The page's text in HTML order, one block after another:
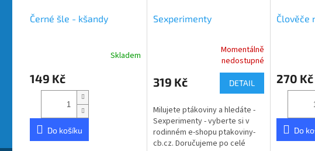
Černé šle - kšandy
produktu
hvězdiček.
Skladem
149 Kč
Do košíku
Sexperimenty
produktu
je
z
5
hvězdiček.
Momentálně
nedostupné
319 Kč DETAIL
Milujete ptákoviny a hledáte -
Sexperimenty - vyberte si v
rodinném e-shopu ptakoviny-
cb.cz. Doručujeme po celé
Člověče
270 Kč
Do